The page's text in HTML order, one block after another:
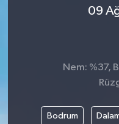
09
Nem: %37,
Bodrum